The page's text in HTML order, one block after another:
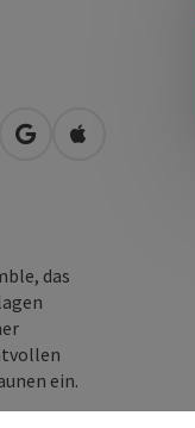
in Google Maps
in Apple
das
ein.
eine